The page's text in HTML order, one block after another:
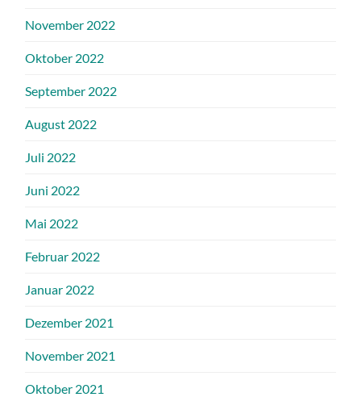
November 2022
Oktober 2022
September 2022
August 2022
Juli 2022
Juni 2022
Mai 2022
Februar 2022
Januar 2022
Dezember 2021
November 2021
Oktober 2021